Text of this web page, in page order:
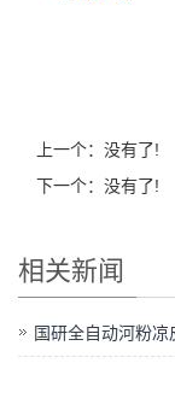
上一个：没有了!
下一个：没有了!
相关新闻
国研全自动河粉